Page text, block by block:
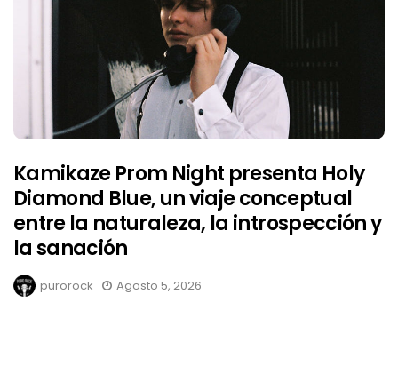
Kamikaze Prom Night presenta Holy
Diamond Blue, un viaje conceptual
entre la naturaleza, la introspección y
la sanación
purorock Agosto 5, 2026